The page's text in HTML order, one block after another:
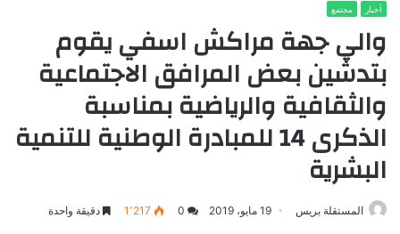
أخبار مجتمع
والي جهة مراكش اسفي يقوم
بتدشين بعض المرافق الاجتماعية
والثقافية والرياضية بمناسبة
الذكرى 14 للمبادرة الوطنية للتنمية
البشرية
المستقلة بريس 19 مايو، 2019 0 1٬217 دقيقة واحدة